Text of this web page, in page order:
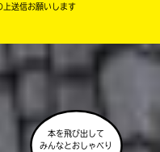
た後の画面にバナー
もらうことがある
いたりしないか、読
上送信お願いします
本を飛び出して
みんなとおしゃべり